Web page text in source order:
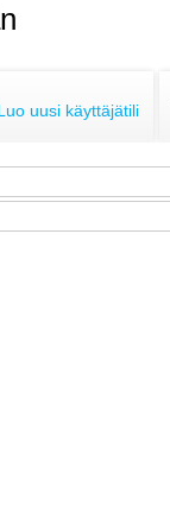
uusi käyttäjätili